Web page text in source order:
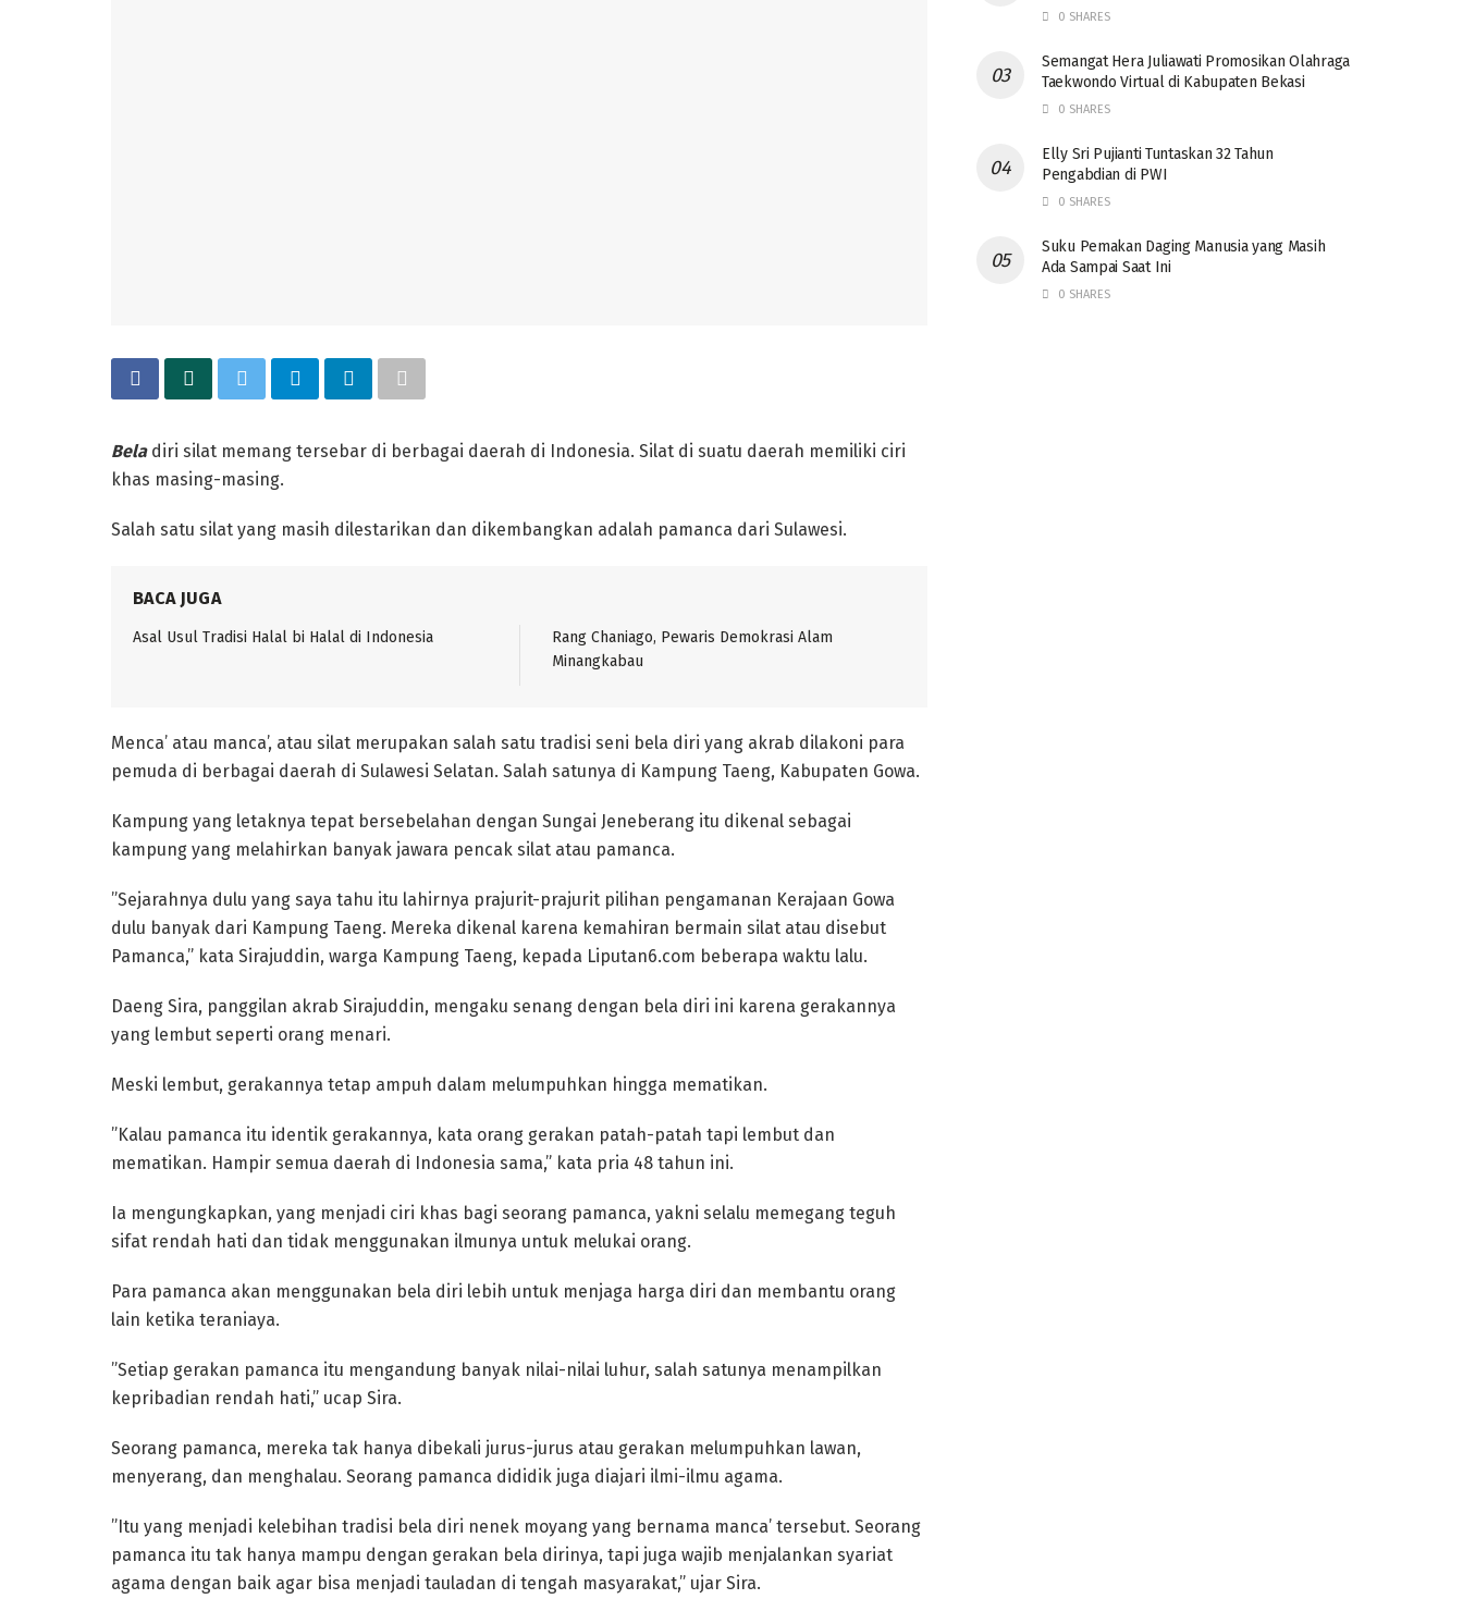
Beladiri silat memang tersebar di berbagai daerah di Indonesia. Silat di suatu daerah memiliki ciri
khas masing-masing.
Salah satu silat yang masih dilestarikan dan dikembangkan adalah pamanca dari Sulawesi.
BACA JUGA
Asal Usul Tradisi Halal bi Halal di Indonesia
Rang Chaniago, Pewaris Demokrasi Alam
‎Menca’ atau manca’, atau silat merupakan salah satu tradisi seni bela diri yang akrab dilakoni para
pemuda di berbagai daerah di Sulawesi Selatan. Salah satunya di Kampung Taeng, Kabupaten Gowa.
‎Kampung yang letaknya tepat bersebelahan dengan Sungai Jeneberang itu dikenal sebagai
kampung yang melahirkan banyak jawara pencak silat atau pamanca.
‎”Sejarahnya dulu yang saya tahu itu lahirnya prajurit-prajurit pilihan pengamanan Kerajaan Gowa
dulu banyak dari Kampung Taeng. Mereka dikenal karena kemahiran bermain silat atau disebut
Pamanca,” kata Sirajuddin, warga Kampung Taeng, kepada Liputan6.com beberapa waktu lalu.
‎Daeng Sira, panggilan akrab Sirajuddin, mengaku senang dengan bela diri ini karena gerakannya
yang lembut seperti orang menari.
Meski lembut, gerakannya tetap ampuh dalam melumpuhkan hingga mematikan.
‎”Kalau pamanca itu identik gerakannya, kata orang gerakan patah-patah tapi lembut dan
mematikan. Hampir semua daerah di Indonesia sama,” kata pria 48 tahun ini.
‎Ia mengungkapkan, yang menjadi ciri khas bagi seorang pamanca, yakni selalu memegang teguh
sifat rendah hati dan tidak menggunakan ilmunya untuk melukai orang.
Para pamanca akan menggunakan bela diri lebih untuk menjaga harga diri dan membantu orang
lain ketika teraniaya.
‎”Setiap gerakan pamanca itu mengandung banyak nilai-nilai luhur, salah satunya menampilkan
kepribadian rendah hati,” ucap Sira.
‎Seorang pamanca, mereka tak hanya dibekali jurus-jurus atau gerakan melumpuhkan lawan,
menyerang, dan menghalau. Seorang pamanca dididik juga diajari ilmi-ilmu agama.
‎”Itu yang menjadi kelebihan tradisi bela diri nenek moyang yang bernama manca’ tersebut. Seorang
pamanca itu tak hanya mampu dengan gerakan bela dirinya, tapi juga wajib menjalankan syariat
agama dengan baik agar bisa menjadi tauladan di tengah masyarakat,” ujar Sira.
0 SHARES
Semangat Hera Juliawati Promosikan Olahraga
Taekwondo Virtual di Kabupaten Bekasi
0 SHARES
Elly Sri Pujianti Tuntaskan 32 Tahun
Pengabdian di PWI
0 SHARES
‎Suku Pemakan Daging Manusia yang Masih
Ada Sampai Saat Ini
0 SHARES